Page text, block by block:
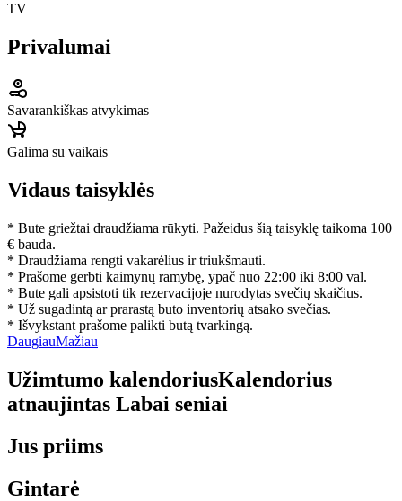
TV
Privalumai
Savarankiškas atvykimas
Galima su vaikais
Vidaus taisyklės
* Bute griežtai draudžiama rūkyti. Pažeidus šią taisyklę taikoma 100
€ bauda.
* Draudžiama rengti vakarėlius ir triukšmauti.
* Prašome gerbti kaimynų ramybę, ypač nuo 22:00 iki 8:00 val.
* Bute gali apsistoti tik rezervacijoje nurodytas svečių skaičius.
* Už sugadintą ar prarastą buto inventorių atsako svečias.
* Išvykstant prašome palikti butą tvarkingą.
DaugiauMažiau
Užimtumo kalendoriusKalendorius
atnaujintas Labai seniai
Jus priims
Gintarė